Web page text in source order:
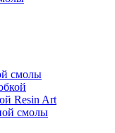
смолы
Resin Art
смолы